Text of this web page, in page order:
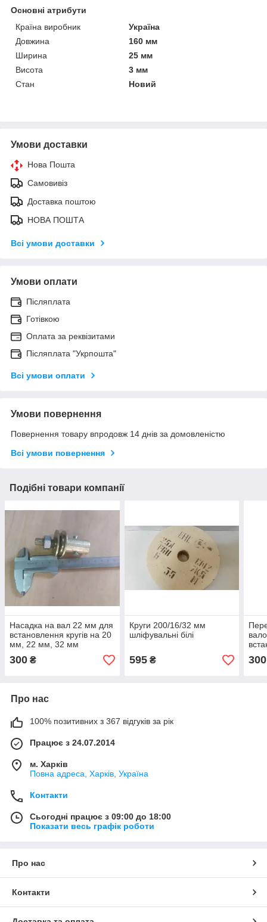
Основні атрибути
Країна виробник
Україна
Довжина
160 мм
Ширина
25 мм
Висота
3 мм
Стан
Новий
Умови доставки
Нова Пошта
Самовивіз
Доставка поштою
НОВА ПОШТА
Всі умови доставки
Умови оплати
Післяплата
Готівкою
Оплата за реквізитами
Післяплата "Укрпошта"
Всі умови оплати
Умови повернення
Повернення товару впродовж 14 днів за домовленістю
Всі умови повернення
Подібні товари компанії
Насадка на вал 22 мм для
встановлення кругів на 20
мм, 22 мм, 32 мм
посадковий отвір
300 ₴
Круги 200/16/32 мм
шліфувальні білі
595₴
мм,
300
Про нас
100% позитивних з 367 відгуків за рік
Працює з 24.07.2014
м. Харків
Повна адреса, Харків, Україна
Контакти
Сьогодні працює з 09:00 до 18:00
Показати весь графік роботи
Про нас
Контакти